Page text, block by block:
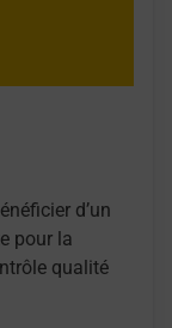
d’un
pour la
qualité